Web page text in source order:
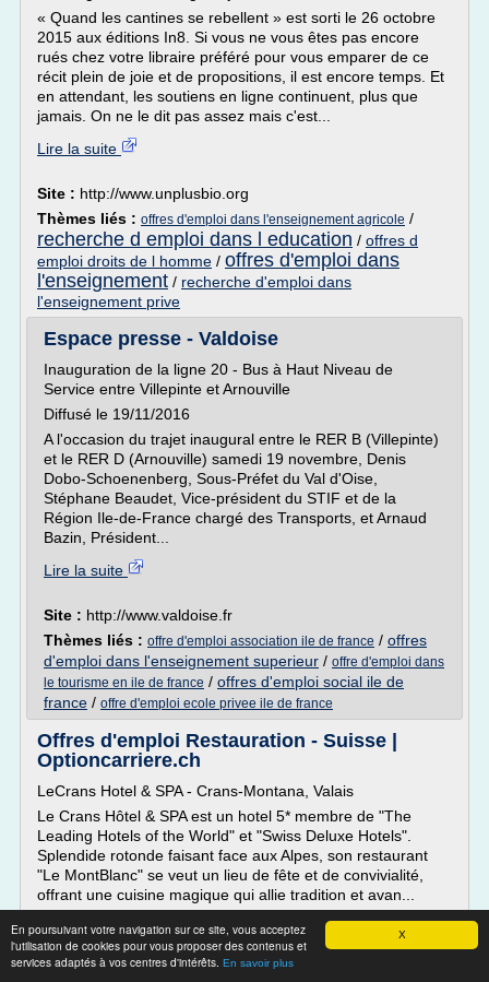
X
En poursuivant votre navigation sur ce site, vous acceptez
l'utilisation de cookies pour vous proposer des contenus et
services adaptés à vos centres d'intérêts. En savoir plus
« Quand les cantines se rebellent » est sorti le 26 octobre
2015 aux éditions In8. Si vous ne vous êtes pas encore
rués chez votre libraire préféré pour vous emparer de ce
récit plein de joie et de propositions, il est encore temps. Et
en attendant, les soutiens en ligne continuent, plus que
jamais. On ne le dit pas assez mais c'est...
Lire la suite
Site : http://www.unplusbio.org
Thèmes liés : offres d'emploi dans l'enseignement agricole /
recherche d emploi dans l education / offres d
emploi droits de l homme / offres d'emploi dans
l'enseignement / recherche d'emploi dans
l'enseignement prive
Espace presse - Valdoise
Inauguration de la ligne 20 - Bus à Haut Niveau de
Service entre Villepinte et Arnouville
Diffusé le 19/11/2016
A l'occasion du trajet inaugural entre le RER B (Villepinte)
et le RER D (Arnouville) samedi 19 novembre, Denis
Dobo-Schoenenberg, Sous-Préfet du Val d'Oise,
Stéphane Beaudet, Vice-président du STIF et de la
Région Ile-de-France chargé des Transports, et Arnaud
Bazin, Président...
Lire la suite
Site : http://www.valdoise.fr
Thèmes liés : offre d'emploi association ile de france / offres
d'emploi dans l'enseignement superieur / offre d'emploi dans
le tourisme en ile de france / offres d'emploi social ile de
france / offre d'emploi ecole privee ile de france
Offres d'emploi Restauration - Suisse |
Optioncarriere.ch
LeCrans Hotel & SPA - Crans-Montana, Valais
Le Crans Hôtel & SPA est un hotel 5* membre de "The
Leading Hotels of the World" et "Swiss Deluxe Hotels".
Splendide rotonde faisant face aux Alpes, son restaurant
"Le MontBlanc" se veut un lieu de fête et de convivialité,
offrant une cuisine magique qui allie tradition et avan...
LeCrans Hotel & SPA - Crans-Montana, Valais
Le Crans Hôtel & SPA...